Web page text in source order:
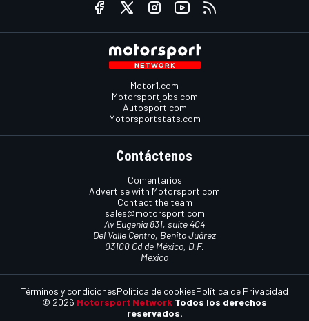
Motor1.com
Motorsportjobs.com
Autosport.com
Motorsportstats.com
Contáctenos
Comentarios
Advertise with Motorsport.com
Contact the team
sales@motorsport.com
Av Eugenia 831, suite 404
Del Valle Centro, Benito Juárez
03100 Cd de México, D.F.
Mexico
© 2026 Motorsport Network Todos los derechos
reservados.
Términos y condicionesPolítica de cookiesPolítica de Privacidad